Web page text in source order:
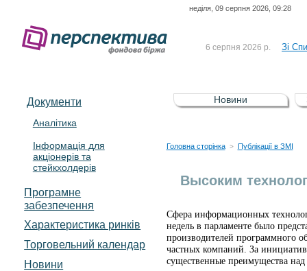
неділя, 09 серпня 2026, 09:28
6 серпня 2026 р. Зі
5 серпня 2026 р.
Зі
UA4000232607)
4 серпня 2026 р.
До
Документи
Аналітика
Інформація для
акціонерів та
стейкхолдерів
Програмне
забезпечення
Характеристика pинків
Торговельний календар
Новини
Новини
Головна сторінка > Публікації в ЗМІ
Высоким
Сфера информационных
недель в парламенте было
производителей программного
частных компаний. За
существенные преимущества